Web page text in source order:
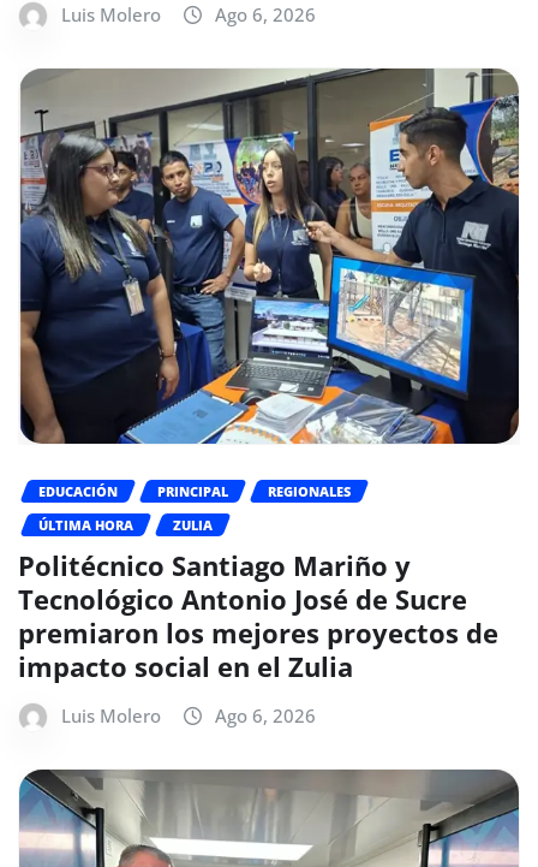
Luis Molero Ago 6, 2026
EDUCACIÓN PRINCIPAL
REGIONALES
ÚLTIMA HORA
ZULIA
Politécnico Santiago Mariño y
Tecnológico Antonio José de Sucre
premiaron los mejores proyectos de
impacto social en el Zulia
Luis Molero Ago 6, 2026